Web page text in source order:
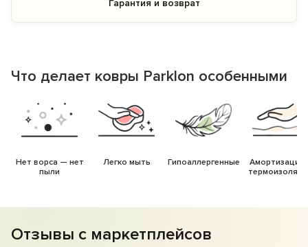
Гарантия и возврат
Что делает ковры Parklon особенными
Нет ворса — нет
пыли
Легко мыть Гипоаллергенные
Амортизация
Отзывы с маркетплейсов